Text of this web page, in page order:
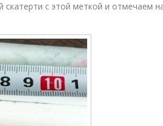
с этой меткой и отмечаем